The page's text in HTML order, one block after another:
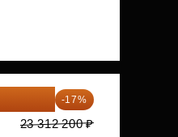
-17%
23 312 200 ₽